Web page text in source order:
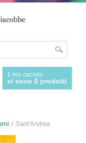
Il mio carrello
ci sono 0 prodotti
Sant'Andrea